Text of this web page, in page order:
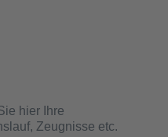
hier Ihre
Zeugnisse etc.